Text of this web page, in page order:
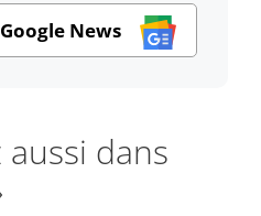
News
dans